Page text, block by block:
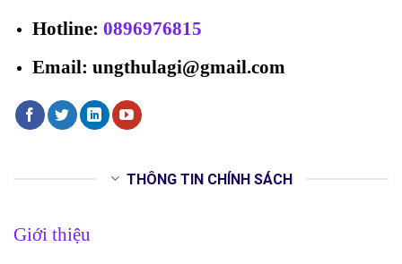
Hotline: 0896976815
Email: ungthulagi@gmail.com
THÔNG TIN CHÍNH SÁCH
Giới thiệu